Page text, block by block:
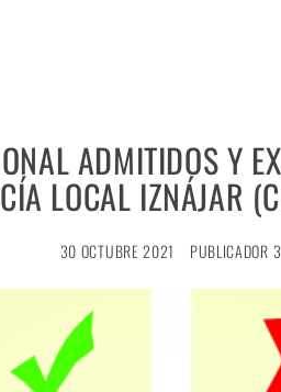
ADMITIDOS Y
LOCAL IZNÁJAR
30 OCTUBRE 2021 PUBLICADOR 3